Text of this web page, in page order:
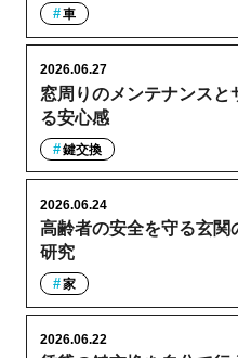
車
窓周りのメンテナンス
る安心感
2026.06.27
鍵交換
高齢者の安全を守る玄関
研究
2026.06.24
家
2026.06.22